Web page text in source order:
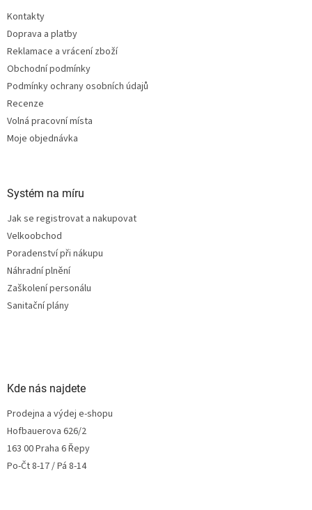
Kontakty
Doprava a platby
Reklamace a vrácení zboží
Obchodní podmínky
Podmínky ochrany osobních údajů
Recenze
Volná pracovní místa
Moje objednávka
Systém na míru
Jak se registrovat a nakupovat
Velkoobchod
Poradenství při nákupu
Náhradní plnění
Zaškolení personálu
Sanitační plány
Kde nás najdete
Prodejna a výdej e-shopu
Hofbauerova 626/2
163 00 Praha 6 Řepy
Po-Čt 8-17 / Pá 8-14